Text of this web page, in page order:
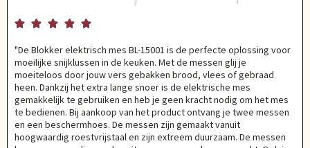
    
"De Blokker elektrisch mes BL-15001 is de perfecte oplossing voor
moeilijke snijklussen in de keuken. Met de messen glij je
moeiteloos door jouw vers gebakken brood, vlees of gebraad
heen. Dankzij het extra lange snoer is de elektrische mes
gemakkelijk te gebruiken en heb je geen kracht nodig om het mes
te bedienen. Bij aankoop van het product ontvang je twee messen
en een beschermhoes. De messen zijn gemaakt vanuit
hoogwaardig roestvrijstaal en zijn extreem duurzaam. De messen